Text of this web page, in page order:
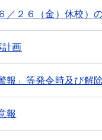
／２６（金）休校）
画
報」等発令時及び解
報